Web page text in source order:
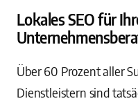
Lokales SEO für
Über 60 Prozent aller
Dienstleistern sind